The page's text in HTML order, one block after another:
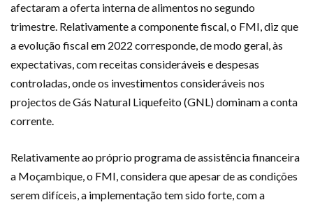
afectaram a oferta interna de alimentos no segundo
trimestre. Relativamente a componente fiscal, o FMI, diz que
a evolução fiscal em 2022 corresponde, de modo geral, às
expectativas, com receitas consideráveis e despesas
controladas, onde os investimentos consideráveis nos
projectos de Gás Natural Liquefeito (GNL) dominam a conta
corrente.
Relativamente ao próprio programa de assistência financeira
a Moçambique, o FMI, considera que apesar de as condições
serem difíceis, a implementação tem sido forte, com a